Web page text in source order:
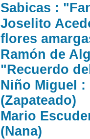
Sabicas :
Joselito
flores
Ramón de
"Recuerdo
Niño Miguel
(Zapateado)
Mario
(Nana)